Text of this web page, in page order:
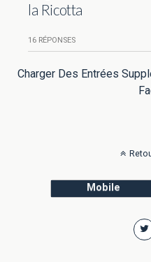
la Ricotta
16 RÉPONSES
Charger Des Entrées
Mobile